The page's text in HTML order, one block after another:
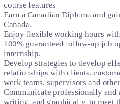
course features
Earn a Canadian Diploma and
Canada.
Enjoy flexible working hours
100% guaranteed follow-up job
internship.
Develop strategies to develop
relationships with clients,
work teams, supervisors and
Communicate professionally and
writing, and graphically, to meet